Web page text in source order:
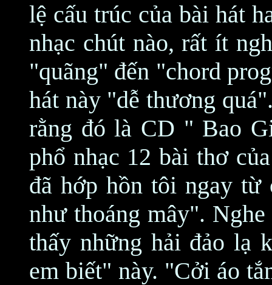
lệ cấu trúc của bài hát
nhạc chút nào, rất ít
"quãng" đến "chord
hát này "dễ thương
rằng đó là CD " Bao
phổ nhạc 12 bài thơ
đã hớp hồn tôi ngay
như thoáng mây".
thấy những hải đảo lạ
em biết" này. "Cởi áo